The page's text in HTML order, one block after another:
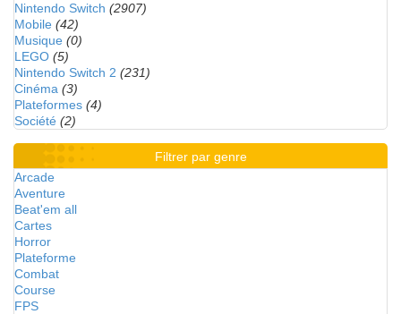
Nintendo Switch (2907)
Mobile (42)
Musique (0)
LEGO (5)
Nintendo Switch 2 (231)
Cinéma (3)
Plateformes (4)
Société (2)
Filtrer par genre
Arcade
Aventure
Beat'em all
Cartes
Horror
Plateforme
Combat
Course
FPS